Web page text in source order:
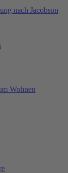
nach Jacobson
Wohnen